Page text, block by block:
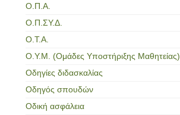
Ο.Π.Α.
Ο.Π.ΣΥ.Δ.
Ο.Τ.Α.
Ο.Υ.Μ. (Ομάδες Υποστήριξης Μαθητείας)
Οδηγίες διδασκαλίας
Οδηγός σπουδών
Οδική ασφάλεια